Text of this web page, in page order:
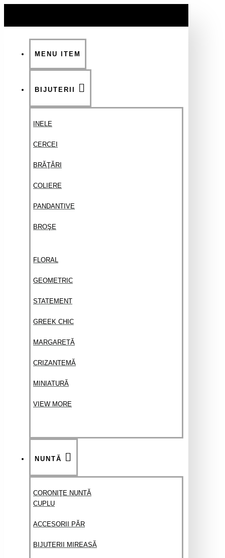
MENU ITEM
BIJUTERII
INELE
CERCEI
BRĂŢĂRI
COLIERE
PANDANTIVE
BROŞE
FLORAL
GEOMETRIC
STATEMENT
GREEK CHIC
MARGARETĂ
CRIZANTEMĂ
MINIATURĂ
VIEW MORE
NUNTĂ
CORONIŢE NUNTĂ
CUPLU
ACCESORII PĂR
BIJUTERII MIREASĂ